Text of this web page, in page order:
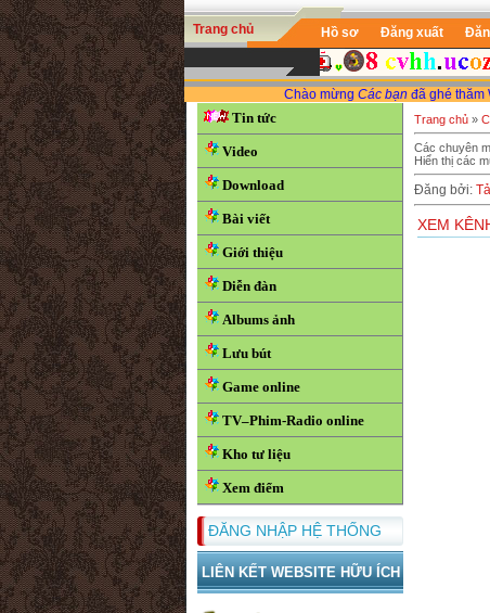
Trang chủ Hồ sơ Đăng xuất
Chào mừngCác bạnđã ghé thăm
Tin tức
Video
Download
Bài viết
Giới thiệu
Diễn đàn
Albums ảnh
Lưu bút
Game online
TV–Phim-Radio online
Kho tư liệu
Xem điểm
ĐĂNG NHẬP HỆ THỐNG
LIÊN KẾT WEBSITE HỮU ÍCH
Trang chủ »
Các chuyên
Hiển thị các
Đăng bởi:
XEM